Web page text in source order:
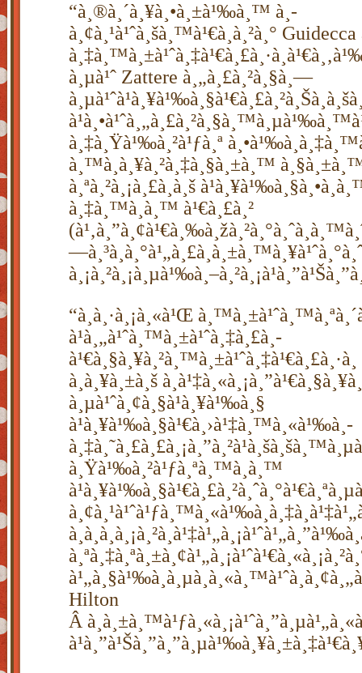
“à¸®à¸´à¸¥à¸•à¸±à¹‰à¸™ à¸­
à¸¢à¸¹à¹ˆà¸šà¸™à¹€à¸à¸²à¸°
à¸µà¹ˆ Zattere à¸„à¸£à¸²à¸§à¸—
à¸‡à¸Ÿà¹‰à¸²à¹ƒà¸ª
à¸™à¸à¸¥à¸²à¸‡à¸§à¸±à¸™
à¸ªà¸²à¸¡à¸£à¸­à¸š
à¸‡à¸™à¸­à¸™ à¹€à¸£à¸²
“à¸­à¸·à¸¡à¸«à¹Œ
à¹à¸„à¹ˆà¸™à¸±à¹ˆà¸‡à¸£à¸­
à¸à¸¥à¸±à¸š
à¸µà¹ˆà¸¢à¸§à¹à¸¥à¹‰à¸§
à¹à¸¥à¹‰à¸§à¹€à¸›à¹‡à¸™à¸«à¹‰à¸­
à¸Ÿà¹‰à¸²à¹ƒà¸ªà¸™à¸­à¸™
Hilton
Â